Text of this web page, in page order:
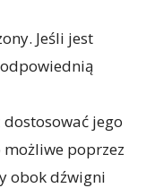
Jeśli jest
odpowiednią
dostosować jego
możliwe poprzez
obok dźwigni